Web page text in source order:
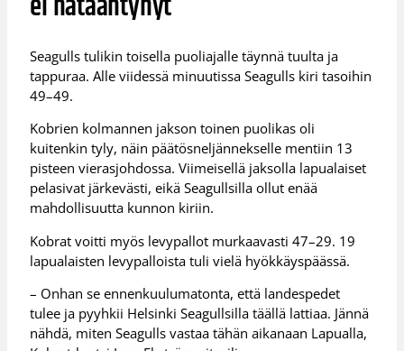
Seagulls tulikin toisella puoliajalle täynnä tuulta ja
tappuraa. Alle viidessä minuutissa Seagulls kiri tasoihin
49–49.
Kobrien kolmannen jakson toinen puolikas oli
kuitenkin tyly, näin päätösneljännekselle mentiin 13
pisteen vierasjohdossa. Viimeisellä jaksolla lapualaiset
pelasivat järkevästi, eikä Seagullsilla ollut enää
mahdollisuutta kunnon kiriin.
Kobrat voitti myös levypallot murkaavasti 47–29. 19
lapualaisten levypalloista tuli vielä hyökkäyspäässä.
– Onhan se ennenkuulumatonta, että landespedet
tulee ja pyyhkii Helsinki Seagullsilla täällä lattiaa. Jännä
nähdä, miten Seagulls vastaa tähän aikanaan Lapualla,